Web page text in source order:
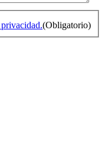
(Obligatorio)